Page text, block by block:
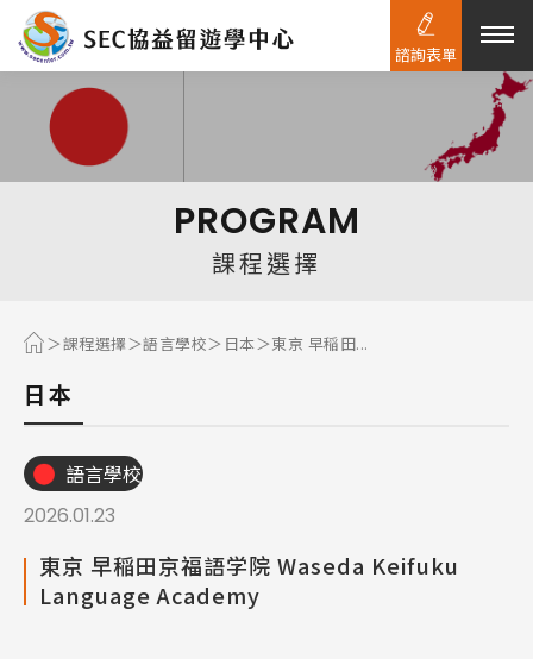
熱門搜尋：
PROGRAM
課程選擇
課程選擇 語言學校 日本 東京 早稲田...
日本
語言學校
2026.01.23
東京 早稲田京福語学院 Waseda Keifuku
Language Academy
諮詢表單